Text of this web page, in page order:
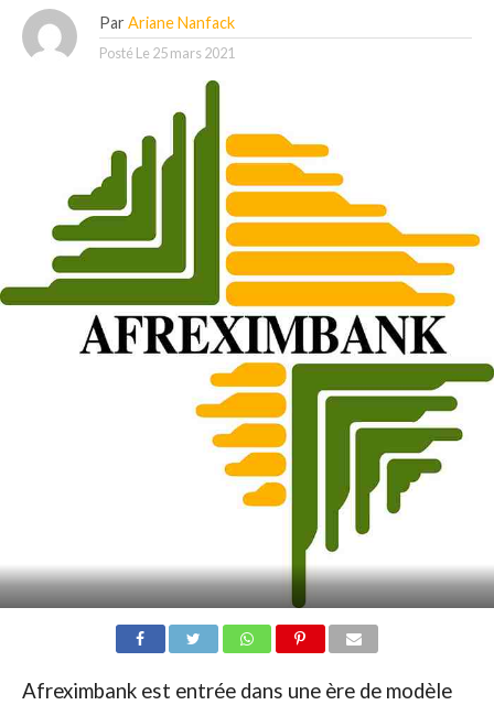
Par Ariane Nanfack
Posté Le 25 mars 2021
Afreximbank est entrée dans une ère de modèle